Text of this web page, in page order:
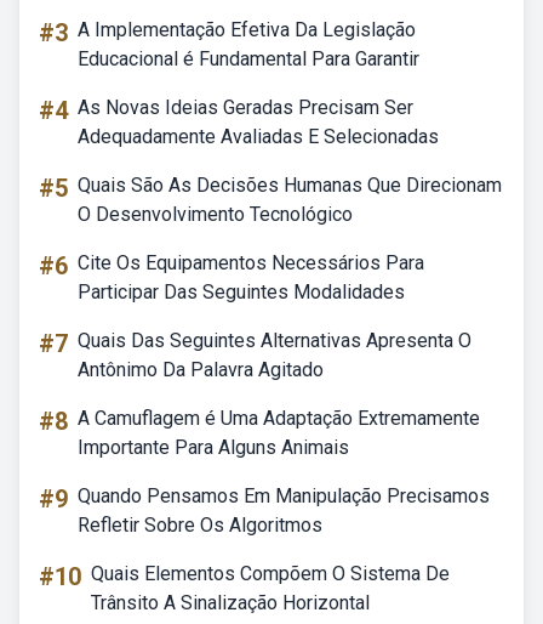
#3 A Implementação Efetiva Da Legislação
Educacional é Fundamental Para Garantir
#4 As Novas Ideias Geradas Precisam Ser
Adequadamente Avaliadas E Selecionadas
#5 Quais São As Decisões Humanas Que Direcionam
O Desenvolvimento Tecnológico
#6 Cite Os Equipamentos Necessários Para
Participar Das Seguintes Modalidades
#7 Quais Das Seguintes Alternativas Apresenta O
Antônimo Da Palavra Agitado
#8 A Camuflagem é Uma Adaptação Extremamente
Importante Para Alguns Animais
#9 Quando Pensamos Em Manipulação Precisamos
Refletir Sobre Os Algoritmos
#10 Quais Elementos Compõem O Sistema De
Trânsito A Sinalização Horizontal